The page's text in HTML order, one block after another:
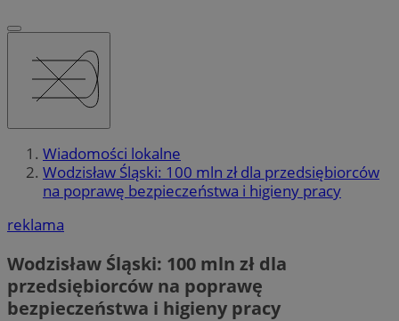
Wiadomości lokalne
Wodzisław Śląski: 100 mln zł dla przedsiębiorców
na poprawę bezpieczeństwa i higieny pracy
reklama
Wodzisław Śląski: 100 mln zł dla
przedsiębiorców na poprawę
bezpieczeństwa i higieny pracy